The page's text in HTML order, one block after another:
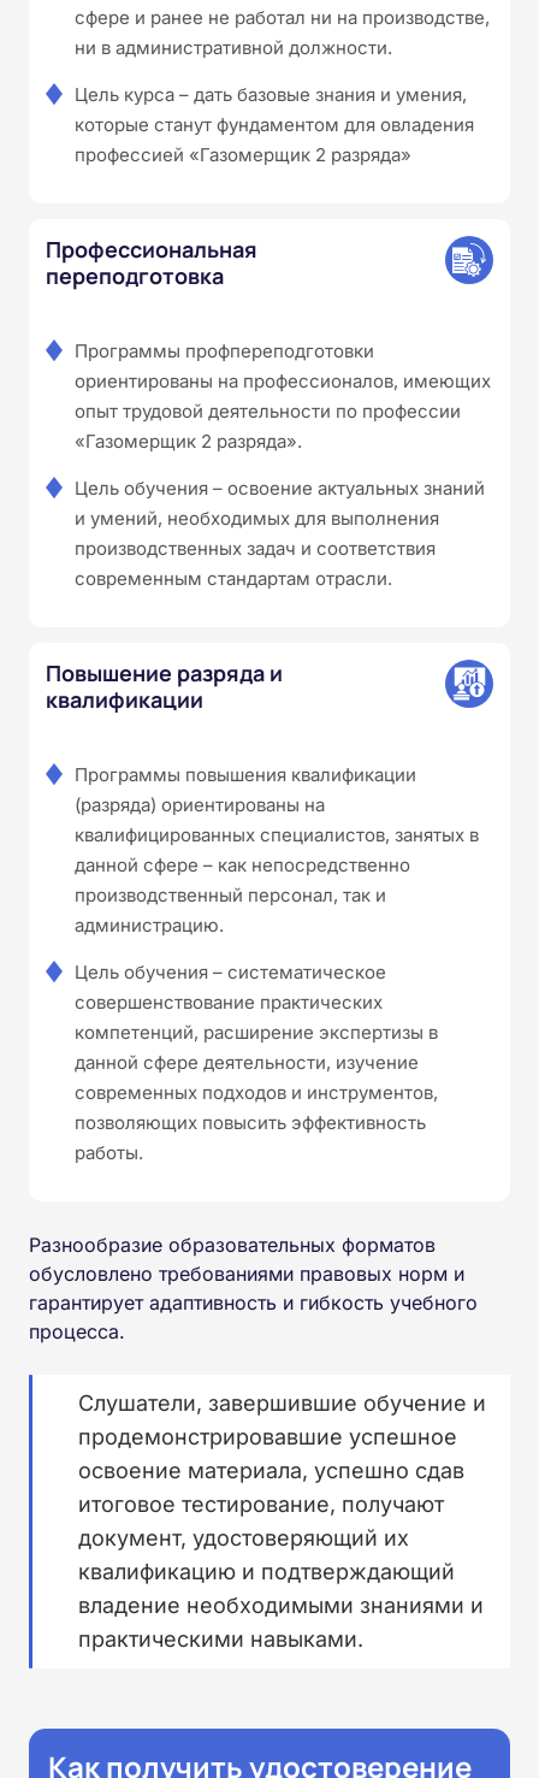
сфере и ранее не работал ни на производстве,
ни в административной должности.
Цель курса – дать базовые знания и умения,
которые станут фундаментом для овладения
профессией «Газомерщик 2 разряда»
Профессиональная
переподготовка
Программы профпереподготовки
ориентированы на профессионалов, имеющих
опыт трудовой деятельности по профессии
«Газомерщик 2 разряда».
Цель обучения – освоение актуальных знаний
и умений, необходимых для выполнения
производственных задач и соответствия
современным стандартам отрасли.
Повышение разряда и
квалификации
Программы повышения квалификации
(разряда) ориентированы на
квалифицированных специалистов, занятых в
данной сфере – как непосредственно
производственный персонал, так и
администрацию.
Цель обучения – систематическое
совершенствование практических
компетенций, расширение экспертизы в
данной сфере деятельности, изучение
современных подходов и инструментов,
позволяющих повысить эффективность
работы.
Разнообразие образовательных форматов
обусловлено требованиями правовых норм и
гарантирует адаптивность и гибкость учебного
процесса.
Слушатели, завершившие обучение и
продемонстрировавшие успешное
освоение материала, успешно сдав
итоговое тестирование, получают
документ, удостоверяющий их
квалификацию и подтверждающий
владение необходимыми знаниями и
практическими навыками.
Как получить удостоверение